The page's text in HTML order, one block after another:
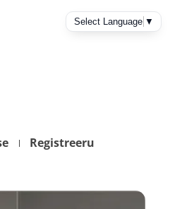
Registreeru